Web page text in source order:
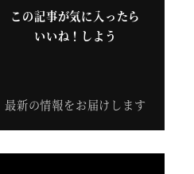
この記事が気に入ったら
いいね！しよう
最新の情報をお届けします